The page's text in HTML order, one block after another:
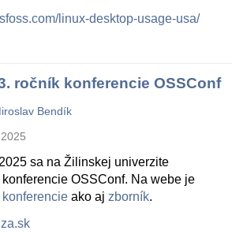
linux-desktop-usage-usa/
ročník konferencie OSSConf
Bendík
sa na Žilinskej univerzite
OSSConf. Na webe je
konferencie ako aj zborník.